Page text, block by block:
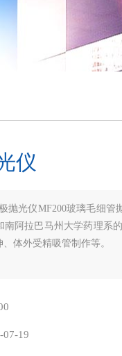
仪
抛光仪MF200玻璃毛细管
南阿拉巴马州大学药理系
体外受精吸管制作等。
07-19